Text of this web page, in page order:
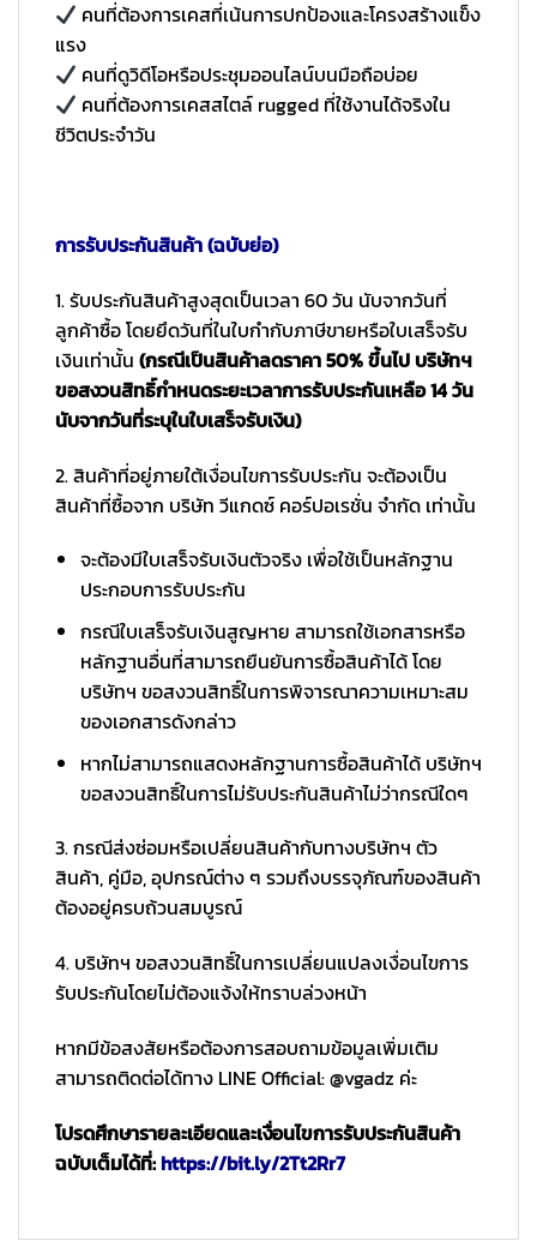
คนที่ต้องการเคสที่เน้นการปกป้องและโครงสร้างแข็ง
แรง
คนที่ดูวิดีโอหรือประชุมออนไลน์บนมือถือบ่อย
คนที่ต้องการเคสสไตล์ rugged ที่ใช้งานได้จริงใน
ชีวิตประจำวัน
การรับประกันสินค้า (ฉบับย่อ)
1. รับประกันสินค้าสูงสุดเป็นเวลา 60 วัน นับจากวันที่
ลูกค้าซื้อ โดยยึดวันที่ในใบกำกับภาษีขายหรือใบเสร็จรับ
เงินเท่านั้น (กรณีเป็นสินค้าลดราคา 50% ขึ้นไป บริษัทฯ
ขอสงวนสิทธิ์กำหนดระยะเวลาการรับประกันเหลือ 14 วัน
นับจากวันที่ระบุในใบเสร็จรับเงิน)
2. สินค้าที่อยู่ภายใต้เงื่อนไขการรับประกัน จะต้องเป็น
สินค้าที่ซื้อจาก บริษัท วีแกดซ์ คอร์ปอเรชั่น จำกัด เท่านั้น
จะต้องมีใบเสร็จรับเงินตัวจริง เพื่อใช้เป็นหลักฐาน
ประกอบการรับประกัน
กรณีใบเสร็จรับเงินสูญหาย สามารถใช้เอกสารหรือ
หลักฐานอื่นที่สามารถยืนยันการซื้อสินค้าได้ โดย
บริษัทฯ ขอสงวนสิทธิ์ในการพิจารณาความเหมาะสม
ของเอกสารดังกล่าว
หากไม่สามารถแสดงหลักฐานการซื้อสินค้าได้ บริษัทฯ
ขอสงวนสิทธิ์ในการไม่รับประกันสินค้าไม่ว่ากรณีใดๆ
3. กรณีส่งซ่อมหรือเปลี่ยนสินค้ากับทางบริษัทฯ ตัว
สินค้า, คู่มือ, อุปกรณ์ต่าง ๆ รวมถึงบรรจุภัณฑ์ของสินค้า
ต้องอยู่ครบถ้วนสมบูรณ์
4. บริษัทฯ ขอสงวนสิทธิ์ในการเปลี่ยนแปลงเงื่อนไขการ
รับประกันโดยไม่ต้องแจ้งให้ทราบล่วงหน้า
หากมีข้อสงสัยหรือต้องการสอบถามข้อมูลเพิ่มเติม
สามารถติดต่อได้ทาง LINE Official: @vgadz ค่ะ
โปรดศึกษารายละเอียดและเงื่อนไขการรับประกันสินค้า
ฉบับเต็มได้ที่:https://bit.ly/2Tt2Rr7